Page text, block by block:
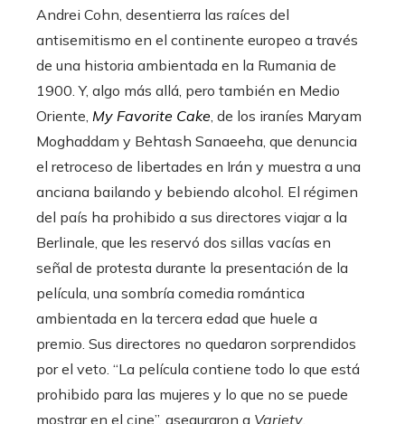
Andrei Cohn, desentierra las raíces del
antisemitismo en el continente europeo a través
de una historia ambientada en la Rumania de
1900. Y, algo más allá, pero también en Medio
Oriente, My Favorite Cake, de los iraníes Maryam
Moghaddam y Behtash Sanaeeha, que denuncia
el retroceso de libertades en Irán y muestra a una
anciana bailando y bebiendo alcohol. El régimen
del país ha prohibido a sus directores viajar a la
Berlinale, que les reservó dos sillas vacías en
señal de protesta durante la presentación de la
película, una sombría comedia romántica
ambientada en la tercera edad que huele a
premio. Sus directores no quedaron sorprendidos
por el veto. “La película contiene todo lo que está
prohibido para las mujeres y lo que no se puede
mostrar en el cine”, aseguraron a Variety.